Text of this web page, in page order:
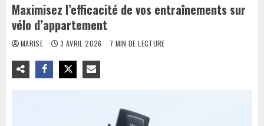
Maximisez l’efficacité de vos entraînements sur
vélo d’appartement
MARISE 3 AVRIL 2026 7 MIN DE LECTURE